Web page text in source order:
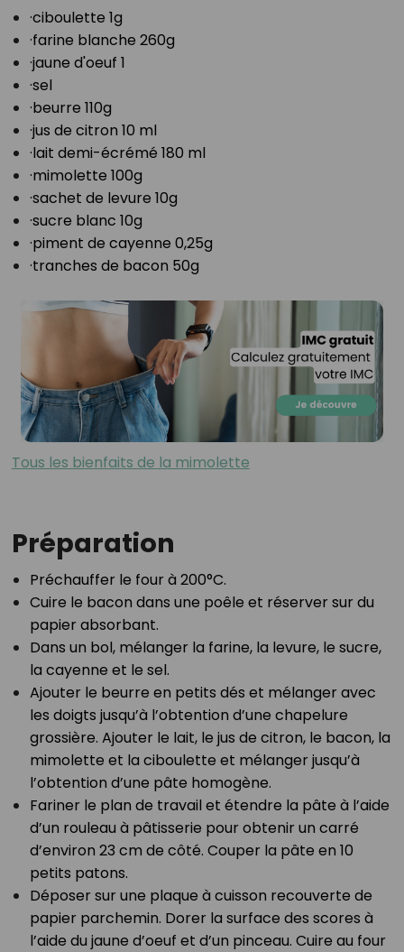
·ciboulette 1g⁣
·farine blanche 260g⁣
·jaune d'oeuf 1⁣
·sel⁣
·beurre 110g⁣
·jus de citron 10 ml⁣
·lait demi-écrémé 180 ml⁣
·mimolette 100g⁣
·sachet de levure 10g⁣
·sucre blanc 10g⁣
·piment de cayenne 0,25g⁣
·tranches de bacon 50g⁣
Tous les bienfaits de la mimolette
Préparation
Préchauffer le four à 200°C.⁣
Cuire le bacon dans une poêle et réserver sur du
papier absorbant.⁣
Dans un bol, mélanger la farine, la levure, le sucre,
la cayenne et le sel.⁣
Ajouter le beurre en petits dés et mélanger avec
les doigts jusqu’à l’obtention d’une chapelure
grossière. Ajouter le lait, le jus de citron, le bacon, la
mimolette et la ciboulette et mélanger jusqu’à
l’obtention d’une pâte homogène.⁣
Fariner le plan de travail et étendre la pâte à l’aide
d’un rouleau à pâtisserie pour obtenir un carré
d’environ 23 cm de côté. Couper la pâte en 10
petits patons.⁣
Déposer sur une plaque à cuisson recouverte de
papier parchemin. Dorer la surface des scores à
l’aide du jaune d’oeuf et d’un pinceau. Cuire au four